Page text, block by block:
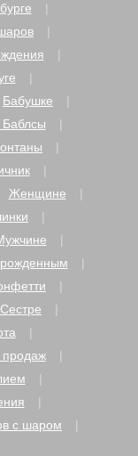
Бабушке
Женщине
Сестре
продаж
с шаром